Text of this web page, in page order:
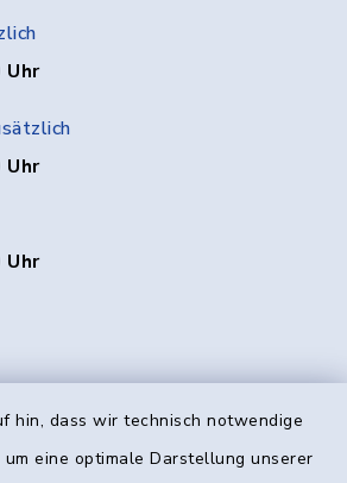
hin, dass wir technisch notwendige
um eine optimale Darstellung unserer
Uhr
Uhr
Uhr
Kontakt